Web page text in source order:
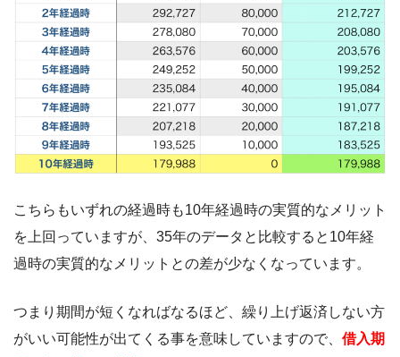
こちらもいずれの経過時も10年経過時の実質的なメリット
を上回っていますが、35年のデータと比較すると10年経
過時の実質的なメリットとの差が少なくなっています。
つまり期間が短くなればなるほど、繰り上げ返済しない方
がいい可能性が出てくる事を意味していますので、 借入期